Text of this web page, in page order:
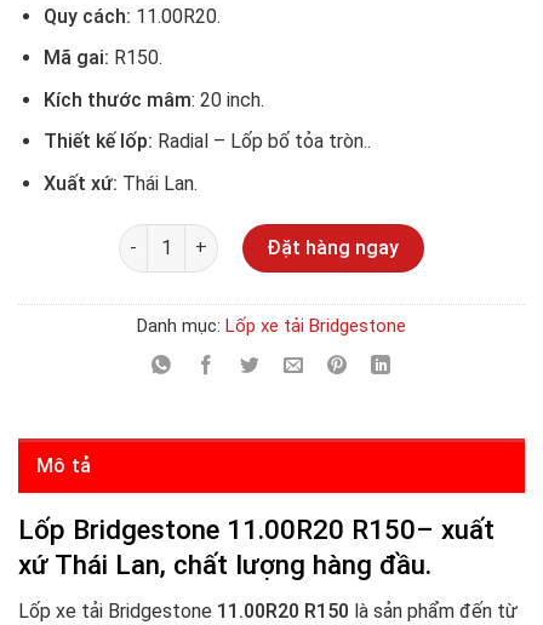
Quy cách: 11.00R20.
Mã gai: R150.
Kích thước mâm: 20 inch.
Thiết kế lốp: Radial – Lốp bố tỏa tròn..
Xuất xứ: Thái Lan.
Số lượng Đặt hàng ngay
Danh mục: Lốp xe tải Bridgestone
Mô tả
Lốp Bridgestone 11.00R20 R150– xuất
xứ Thái Lan, chất lượng hàng đầu.
Lốp xe tải Bridgestone 11.00R20 R150 là sản phẩm đến từ